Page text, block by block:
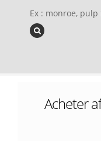
Ex : monroe, pulp
Acheter